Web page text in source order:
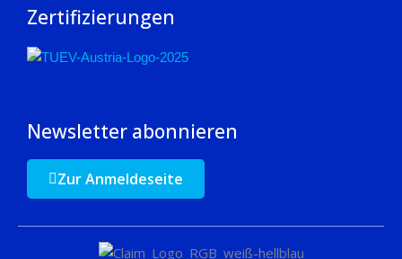
Zertifizierungen
Newsletter abonnieren
Zur Anmeldeseite